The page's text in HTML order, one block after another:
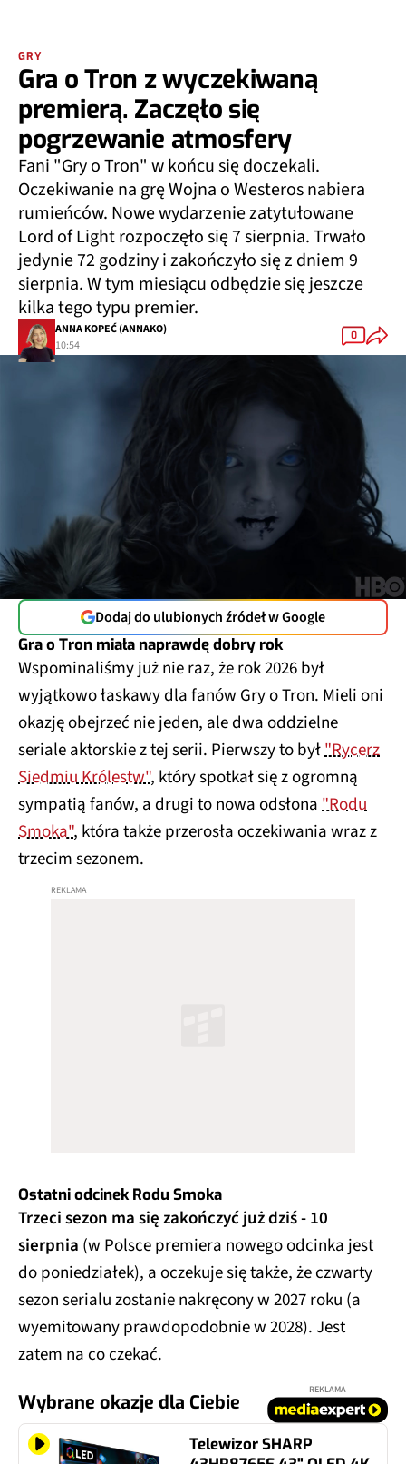
GRY
Gra o Tron z wyczekiwaną
premierą. Zaczęło się
pogrzewanie atmosfery
Fani "Gry o Tron" w końcu się doczekali.
Oczekiwanie na grę Wojna o Westeros nabiera
rumieńców. Nowe wydarzenie zatytułowane
Lord of Light rozpoczęło się 7 sierpnia. Trwało
jedynie 72 godziny i zakończyło się z dniem 9
sierpnia. W tym miesiącu odbędzie się jeszcze
kilka tego typu premier.
ANNA KOPEĆ (ANNAKO)
10:54
0
Dodaj do ulubionych źródeł w Google
Gra o Tron miała naprawdę dobry rok
Wspominaliśmy już nie raz, że rok 2026 był
wyjątkowo łaskawy dla fanów Gry o Tron. Mieli oni
okazję obejrzeć nie jeden, ale dwa oddzielne
seriale aktorskie z tej serii. Pierwszy to był"Rycerz
Siedmiu Królestw", który spotkał się z ogromną
sympatią fanów, a drugi to nowa odsłona"Rodu
Smoka", która także przerosła oczekiwania wraz z
trzecim sezonem.
Ostatni odcinek Rodu Smoka
Trzeci sezon ma się zakończyć już dziś - 10
sierpnia (w Polsce premiera nowego odcinka jest
do poniedziałek), a oczekuje się także, że czwarty
sezon serialu zostanie nakręcony w 2027 roku (a
wyemitowany prawdopodobnie w 2028). Jest
zatem na co czekać.
Wybrane okazje dla Ciebie
REKLAMA
Telewizor SHARP